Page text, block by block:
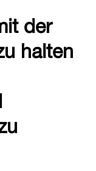
der
halten